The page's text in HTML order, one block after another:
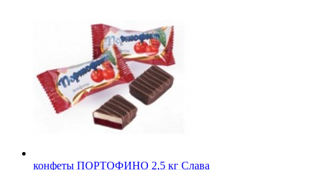
конфеты ПОРТОФИНО 2,5 кг Слава